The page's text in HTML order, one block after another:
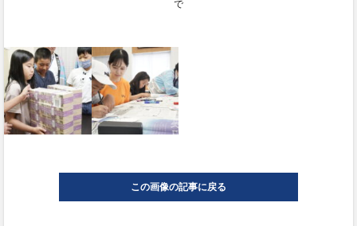
で
この画像の記事に戻る